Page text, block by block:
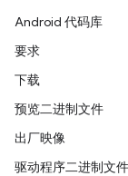
Android 代码库
要求
下载
预览二进制文件
出厂映像
驱动程序二进制文件